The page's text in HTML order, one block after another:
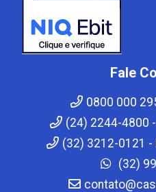
Fale
0800 000
(24) 2244-4800
(32) 3212-0121
(32)